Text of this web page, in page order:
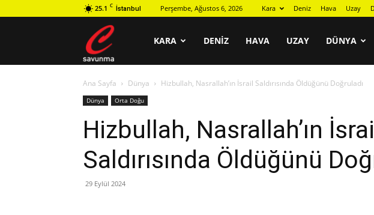
25.1 C İstanbul Perşembe, Ağustos 6, 2026 Kara Deniz Hava Uzay
savunma
KARA DENIZ HAVA UZAY DÜNYA
Ana Sayfa Dünya Hizbullah, Nasrallah’ın İsrail Saldırısında Öldüğünü Doğruladı
Dünya Orta Doğu
Hizbullah, Nasrallah’ın İsrail
Saldırısında Öldüğünü
29 Eylül 2024